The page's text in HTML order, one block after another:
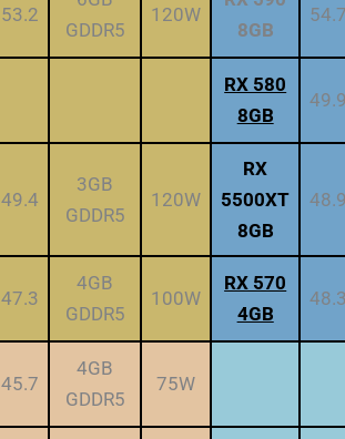
53.2
GDDR5
120W
8GB
RX 580
8GB
49.4
3GB
GDDR5
120W
RX
5500XT
8GB
47.3
4GB
GDDR5
100W
RX 570
4GB
45.7
4GB
GDDR5
75W